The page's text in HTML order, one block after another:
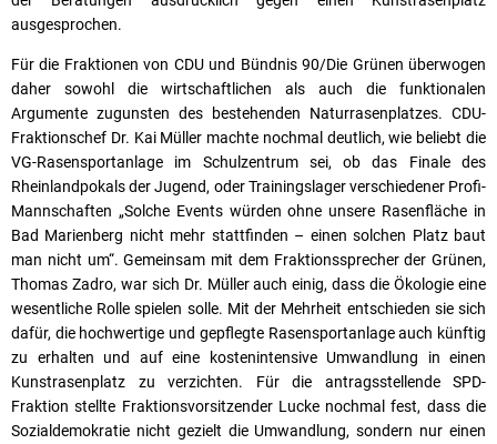
ausgesprochen.
Für die Fraktionen von CDU und Bündnis 90/Die Grünen überwogen
daher sowohl die wirtschaftlichen als auch die funktionalen
Argumente zugunsten des bestehenden Naturrasenplatzes. CDU-
Fraktionschef Dr. Kai Müller machte nochmal deutlich, wie beliebt die
VG-Rasensportanlage im Schulzentrum sei, ob das Finale des
Rheinlandpokals der Jugend, oder Trainingslager verschiedener Profi-
Mannschaften „Solche Events würden ohne unsere Rasenfläche in
Bad Marienberg nicht mehr stattfinden – einen solchen Platz baut
man nicht um“. Gemeinsam mit dem Fraktionssprecher der Grünen,
Thomas Zadro, war sich Dr. Müller auch einig, dass die Ökologie eine
wesentliche Rolle spielen solle. Mit der Mehrheit entschieden sie sich
dafür, die hochwertige und gepflegte Rasensportanlage auch künftig
zu erhalten und auf eine kostenintensive Umwandlung in einen
Kunstrasenplatz zu verzichten. Für die antragsstellende SPD-
Fraktion stellte Fraktionsvorsitzender Lucke nochmal fest, dass die
Sozialdemokratie nicht gezielt die Umwandlung, sondern nur einen